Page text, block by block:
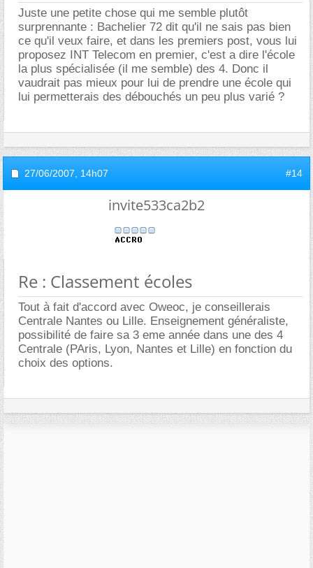
Juste une petite chose qui me semble plutôt
surprennante : Bachelier 72 dit qu'il ne sais pas bien
ce qu'il veux faire, et dans les premiers post, vous lui
proposez INT Telecom en premier, c'est a dire l'école
la plus spécialisée (il me semble) des 4. Donc il
vaudrait pas mieux pour lui de prendre une école qui
lui permetterais des débouchés un peu plus varié ?
27/06/2007, 14h07 #14
invite533ca2b2
Re : Classement écoles
Tout à fait d'accord avec Oweoc, je conseillerais
Centrale Nantes ou Lille. Enseignement généraliste,
possibilité de faire sa 3 eme année dans une des 4
Centrale (PAris, Lyon, Nantes et Lille) en fonction du
choix des options.